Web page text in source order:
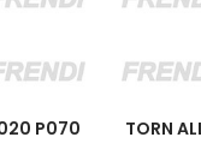
P070
TORN